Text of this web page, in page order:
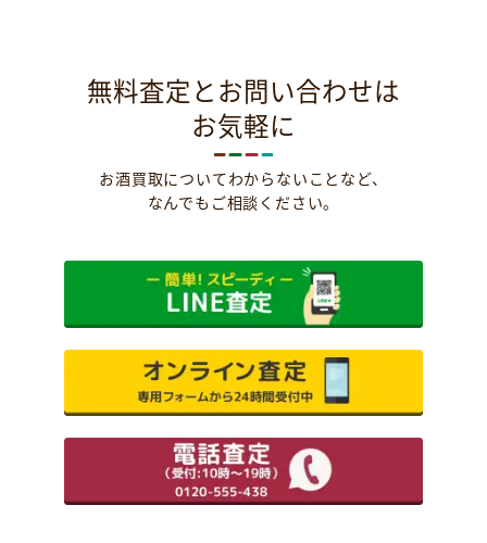
無料査定とお問い合わせは
お気軽に
お酒買取についてわからないことなど、
なんでもご相談ください。